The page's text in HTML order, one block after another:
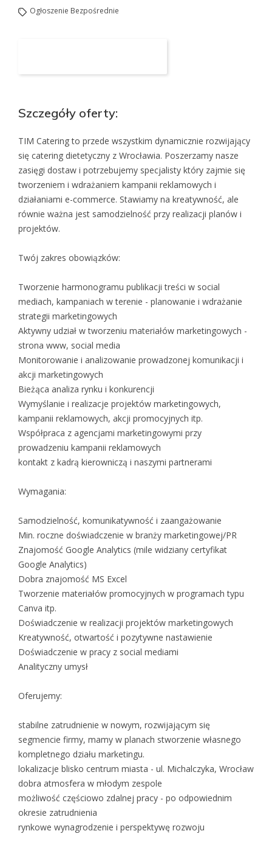
Ogłoszenie Bezpośrednie
Szczegóły oferty:
TIM Catering to przede wszystkim dynamicznie rozwijający
się catering dietetyczny z Wrocławia. Poszerzamy nasze
zasięgi dostaw i potrzebujemy specjalisty który zajmie się
tworzeniem i wdrażaniem kampanii reklamowych i
działaniami e-commerce. Stawiamy na kreatywność, ale
równie ważna jest samodzielność przy realizacji planów i
projektów.
Twój zakres obowiązków:
Tworzenie harmonogramu publikacji treści w social
mediach, kampaniach w terenie - planowanie i wdrażanie
strategii marketingowych
Aktywny udział w tworzeniu materiałów marketingowych -
strona www, social media
Monitorowanie i analizowanie prowadzonej komunikacji i
akcji marketingowych
Bieżąca analiza rynku i konkurencji
Wymyślanie i realizacje projektów marketingowych,
kampanii reklamowych, akcji promocyjnych itp.
Współpraca z agencjami marketingowymi przy
prowadzeniu kampanii reklamowych
kontakt z kadrą kierowniczą i naszymi partnerami
Wymagania:
Samodzielność, komunikatywność i zaangażowanie
Min. roczne doświadczenie w branży marketingowej/PR
Znajomość Google Analytics (mile widziany certyfikat
Google Analytics)
Dobra znajomość MS Excel
Tworzenie materiałów promocyjnych w programach typu
Canva itp.
Doświadczenie w realizacji projektów marketingowych
Kreatywność, otwartość i pozytywne nastawienie
Doświadczenie w pracy z social mediami
Analityczny umysł
Oferujemy:
stabilne zatrudnienie w nowym, rozwijającym się
segmencie firmy, mamy w planach stworzenie własnego
kompletnego działu marketingu.
lokalizacje blisko centrum miasta - ul. Michalczyka, Wrocław
dobra atmosfera w młodym zespole
możliwość częściowo zdalnej pracy - po odpowiednim
okresie zatrudnienia
rynkowe wynagrodzenie i perspektywę rozwoju